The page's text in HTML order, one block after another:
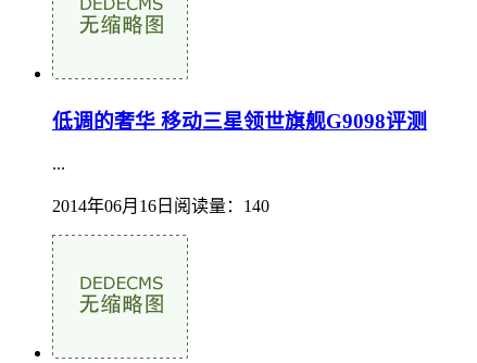
低调的奢华 移动三星领世旗舰G9098评测
...
2014年06月16日 阅读量：140